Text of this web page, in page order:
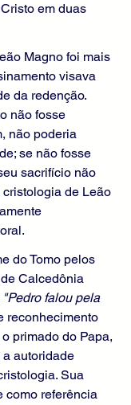
em duas
Magno foi mais
visava
da redenção.
não fosse
não poderia
se não fosse
sacrifício não
de Leão
do Tomo pelos
Calcedônia
"Pedro falou pela
reconhecimento
primado do Papa,
a autoridade
Sua
como referência